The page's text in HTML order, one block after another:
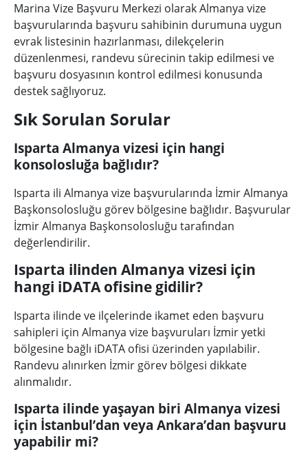
Marina Vize Başvuru Merkezi olarak Almanya vize
başvurularında başvuru sahibinin durumuna uygun
evrak listesinin hazırlanması, dilekçelerin
düzenlenmesi, randevu sürecinin takip edilmesi ve
başvuru dosyasının kontrol edilmesi konusunda
destek sağlıyoruz.
Sık Sorulan Sorular
Isparta Almanya vizesi için hangi
konsolosluğa bağlıdır?
Isparta ili Almanya vize başvurularında İzmir Almanya
Başkonsolosluğu görev bölgesine bağlıdır. Başvurular
İzmir Almanya Başkonsolosluğu tarafından
değerlendirilir.
Isparta ilinden Almanya vizesi için
hangi iDATA ofisine gidilir?
Isparta ilinde ve ilçelerinde ikamet eden başvuru
sahipleri için Almanya vize başvuruları İzmir yetki
bölgesine bağlı iDATA ofisi üzerinden yapılabilir.
Randevu alınırken İzmir görev bölgesi dikkate
alınmalıdır.
Isparta ilinde yaşayan biri Almanya vizesi
için İstanbul’dan veya Ankara’dan başvuru
yapabilir mi?